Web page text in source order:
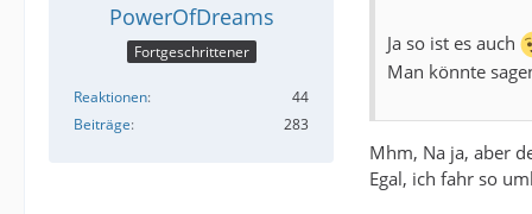
PowerOfDreams
Fortgeschrittener
Reaktionen
44
Beiträge
283
Ja so ist es auch
Man könnte
Mhm, Na ja, aber
Egal, ich fahr so